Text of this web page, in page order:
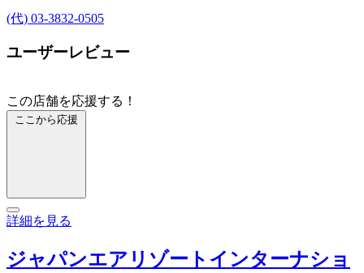
(代) 03-3832-0505
ユーザーレビュー
この店舗を応援する！
ここから応援
詳細を見る
ジャパンエアリゾートインターナショ